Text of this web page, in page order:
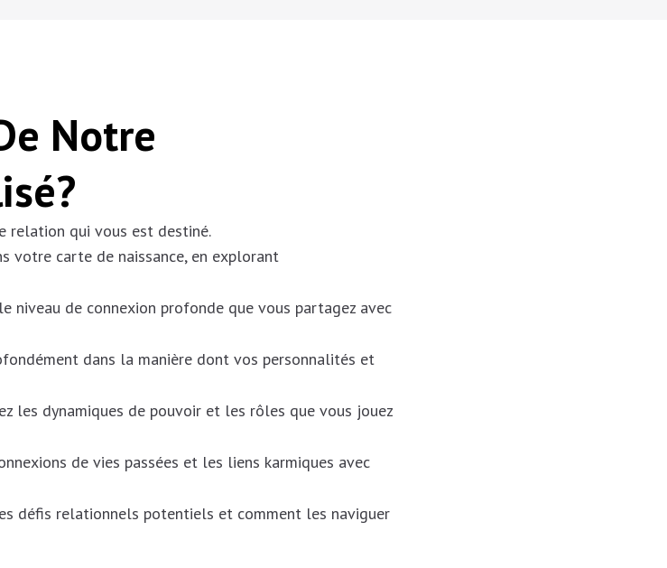
Notre
relation qui vous est destiné.
votre carte de naissance, en explorant
niveau de connexion profonde que vous partagez avec
dans la manière dont vos personnalités et
les dynamiques de pouvoir et les rôles que vous jouez
de vies passées et les liens karmiques avec
défis relationnels potentiels et comment les naviguer